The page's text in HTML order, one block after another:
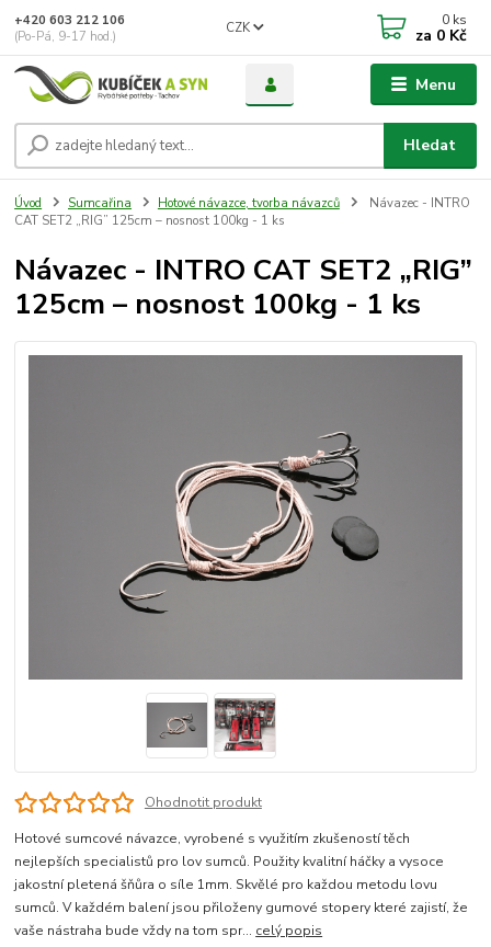
Menu
CZK
Hledat
+420 603 212 106
(Po-Pá, 9-17 hod.)
0 ks
za 0 Kč
Úvod Sumcařina Hotové návazce, tvorba návazců
Návazec - INTRO
CAT SET2 „RIG” 125cm – nosnost 100kg - 1 ks
Návazec - INTRO CAT SET2 „RIG”
125cm – nosnost 100kg - 1 ks
Ohodnotit produkt
Hotové sumcové návazce, vyrobené s využitím zkušeností těch
nejlepších specialistů pro lov sumců. Použity kvalitní háčky a vysoce
jakostní pletená šňůra o síle 1mm. Skvělé pro každou metodu lovu
sumců. V každém balení jsou přiloženy gumové stopery které zajistí, že
vaše nástraha bude vždy na tom spr... celý popis